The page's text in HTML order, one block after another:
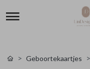
Geboortekaartjes